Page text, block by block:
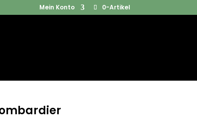
Mein Konto 0-Artikel